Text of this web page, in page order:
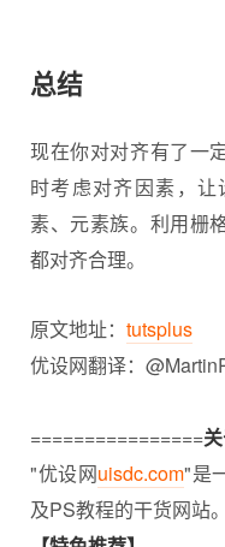
总结
现在你对对齐有了一
时考虑对齐因素，
素、元素族。利用栅
都对齐合理。
原文地址： tutsplus
优设网翻译：
================
"优设网uisdc.com"是
及PS教程的干货网站。